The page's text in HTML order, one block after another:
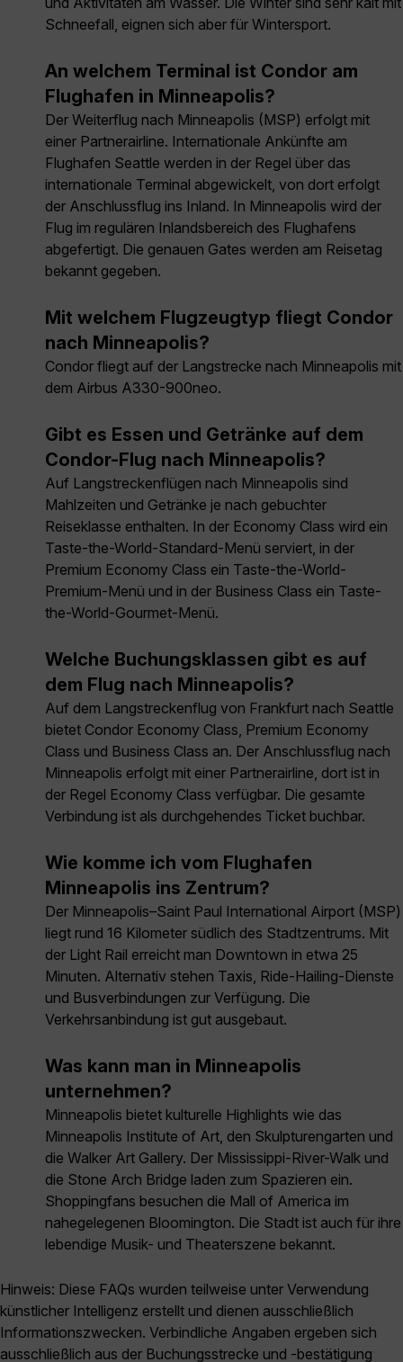
Schneefall, eignen sich aber für Wintersport.
An welchem Terminal ist Condor am
Flughafen in Minneapolis?
Der Weiterflug nach Minneapolis (MSP) erfolgt mit
einer Partnerairline. Internationale Ankünfte am
Flughafen Seattle werden in der Regel über das
internationale Terminal abgewickelt, von dort erfolgt
der Anschlussflug ins Inland. In Minneapolis wird der
Flug im regulären Inlandsbereich des Flughafens
abgefertigt. Die genauen Gates werden am Reisetag
bekannt gegeben.
Mit welchem Flugzeugtyp fliegt Condor
nach Minneapolis?
Condor fliegt auf der Langstrecke nach Minneapolis mit
dem Airbus A330-900neo.
Gibt es Essen und Getränke auf dem
Condor-Flug nach Minneapolis?
Auf Langstreckenflügen nach Minneapolis sind
Mahlzeiten und Getränke je nach gebuchter
Reiseklasse enthalten. In der Economy Class wird ein
Taste-the-World-Standard-Menü serviert, in der
Premium Economy Class ein Taste-the-World-
Premium-Menü und in der Business Class ein Taste-
the-World-Gourmet-Menü.
Welche Buchungsklassen gibt es auf
dem Flug nach Minneapolis?
Auf dem Langstreckenflug von Frankfurt nach Seattle
bietet Condor Economy Class, Premium Economy
Class und Business Class an. Der Anschlussflug nach
Minneapolis erfolgt mit einer Partnerairline, dort ist in
der Regel Economy Class verfügbar. Die gesamte
Verbindung ist als durchgehendes Ticket buchbar.
Wie komme ich vom Flughafen
Minneapolis ins Zentrum?
Der Minneapolis–Saint Paul International Airport (MSP)
liegt rund 16 Kilometer südlich des Stadtzentrums. Mit
der Light Rail erreicht man Downtown in etwa 25
Minuten. Alternativ stehen Taxis, Ride-Hailing-Dienste
und Busverbindungen zur Verfügung. Die
Verkehrsanbindung ist gut ausgebaut.
Was kann man in Minneapolis
unternehmen?
Minneapolis bietet kulturelle Highlights wie das
Minneapolis Institute of Art, den Skulpturengarten und
die Walker Art Gallery. Der Mississippi-River-Walk und
die Stone Arch Bridge laden zum Spazieren ein.
Shoppingfans besuchen die Mall of America im
nahegelegenen Bloomington. Die Stadt ist auch für ihre
lebendige Musik- und Theaterszene bekannt.
Hinweis: Diese FAQs wurden teilweise unter Verwendung
künstlicher Intelligenz erstellt und dienen ausschließlich
Informationszwecken. Verbindliche Angaben ergeben sich
ausschließlich aus der Buchungsstrecke und -bestätigung